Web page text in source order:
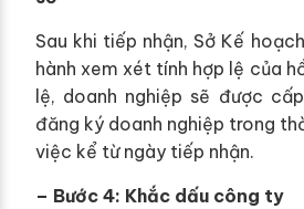
Sau khi tiếp nhận, Sở Kế
hành xem xét tính hợp lệ của
lệ, doanh nghiệp sẽ được
đăng ký doanh nghiệp trong
việc kể từ ngày tiếp nhận.
– Bước 4: Khắc dấu công ty